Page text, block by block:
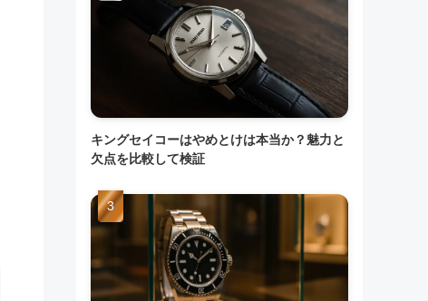
キングセイコーはやめとけは本当か？魅力と
欠点を比較して検証